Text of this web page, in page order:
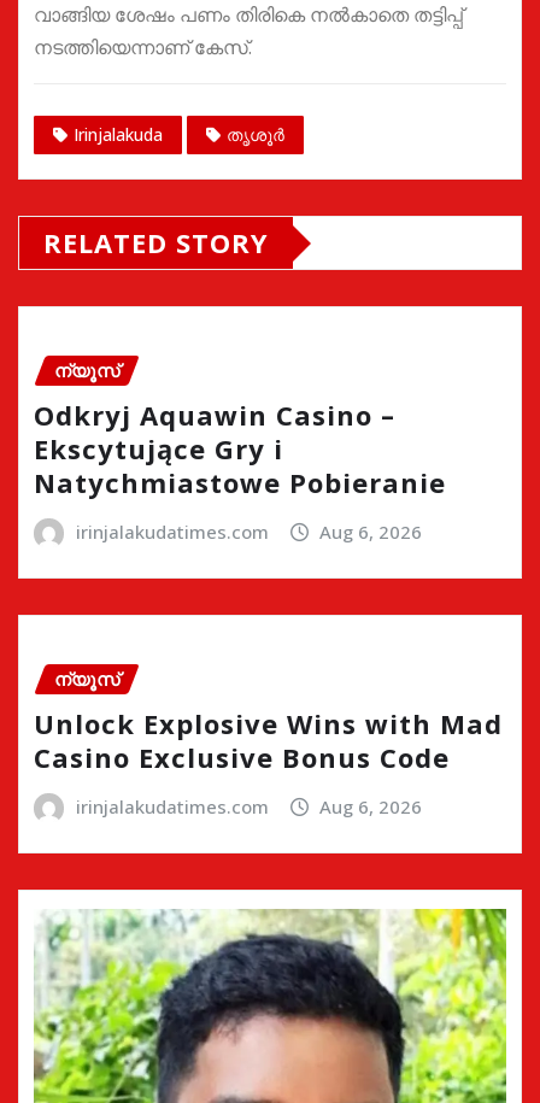
വാങ്ങിയ ശേഷം പണം തിരികെ നൽകാതെ തട്ടിപ്പ്
നടത്തിയെന്നാണ് കേസ്.
Irinjalakuda തൃശൂർ
RELATED STORY
ന്യൂസ്
Odkryj Aquawin Casino –
Ekscytujące Gry i
Natychmiastowe Pobieranie
irinjalakudatimes.com Aug 6, 2026
ന്യൂസ്
Unlock Explosive Wins with Mad
Casino Exclusive Bonus Code
irinjalakudatimes.com Aug 6, 2026